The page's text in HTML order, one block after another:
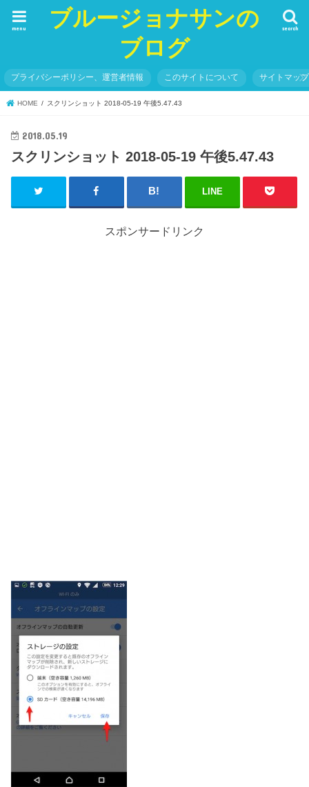
ブルージョナサンの
ブログ
search
menu
プライバシーポリシー、運営者情報 このサイトについて サイトマップ
HOME スクリンショット 2018-05-19 午後5.47.43
2018.05.19
スクリンショット 2018-05-19 午後5.47.43
LINE
スポンサードリンク